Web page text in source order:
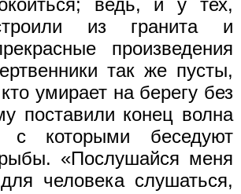
из гранита и
произведения
так же пусты,
умирает на берегу без
поставили конец волна
которыми беседуют
«Послушайся меня
человека слушаться,